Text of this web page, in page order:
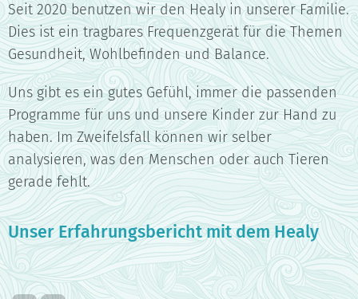
Seit 2020 benutzen wir den Healy in unserer Familie.
Dies ist ein tragbares Frequenzgerät für die Themen
Gesundheit, Wohlbefinden und Balance.
Uns gibt es ein gutes Gefühl, immer die passenden
Programme für uns und unsere Kinder zur Hand zu
haben. Im Zweifelsfall können wir selber
analysieren, was den Menschen oder auch Tieren
gerade fehlt.
Unser Erfahrungsbericht mit dem Healy